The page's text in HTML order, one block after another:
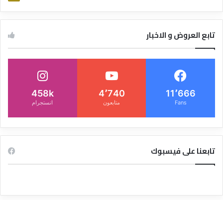
تابع العروض و الاخبار
11٬666
Fans
4٬740
متابعون
458k
انستجرام
تابعنا على فيسبوك